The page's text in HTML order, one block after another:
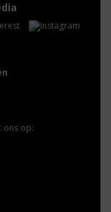
ons op: